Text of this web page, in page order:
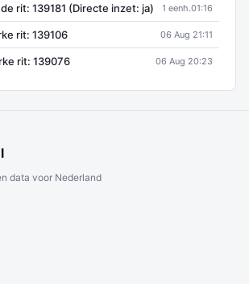
rit: 139181 (Directe inzet: ja) 1 eenh.01:16
rit: 139106 06 Aug 21:11
rit: 139076 06 Aug 20:23
data voor Nederland